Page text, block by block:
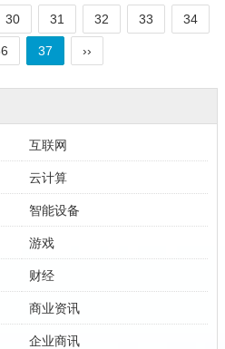
30 31 32 33 34
37 ››
互联网
云计算
智能设备
游戏
财经
商业资讯
企业商讯